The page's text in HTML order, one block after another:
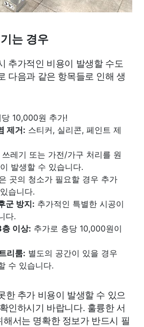
는 경우
추가적인 비용이 발생할 수도
다음과 같은 항목들로 인해 생
10,000원 추가!
제거: 스티커, 실리콘, 페인트 제
레기 또는 가전/가구 처리를 원
발생할 수 있습니다.
곳의 청소가 필요할 경우 추가
습니다.
군 방지: 추가적인 특별한 시공이
다.
이상: 추가로 층당 10,000원이
리룸: 별도의 공간이 있을 경우
수 있습니다.
한 추가 비용이 발생할 수 있으
인하시기 바랍니다. 훌륭한 서
서는 명확한 정보가 반드시 필